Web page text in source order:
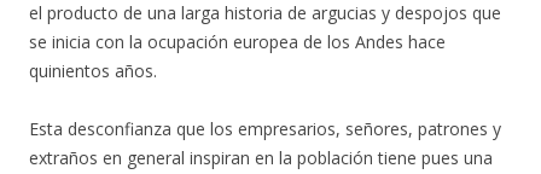
el producto de una larga historia de argucias y despojos que
se inicia con la ocupación europea de los Andes hace
quinientos años.
Esta desconfianza que los empresarios, señores, patrones y
extraños en general inspiran en la población tiene pues una